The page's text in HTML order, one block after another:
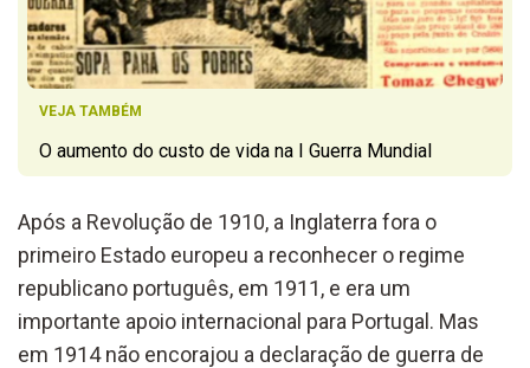
VEJA TAMBÉM
O aumento do custo de vida na I Guerra Mundial
Após a Revolução de 1910, a Inglaterra fora o
primeiro Estado europeu a reconhecer o regime
republicano português, em 1911, e era um
importante apoio internacional para Portugal. Mas
em 1914 não encorajou a declaração de guerra de